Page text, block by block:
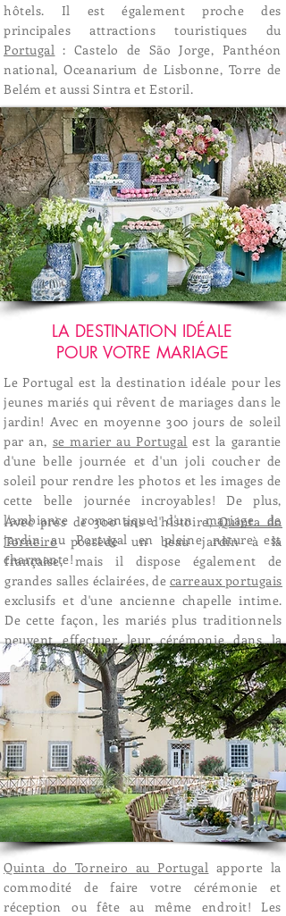
hôtels. Il est également proche des
principales attractions touristiques du
Portugal : Castelo de São Jorge, Panthéon
national, Oceanarium de Lisbonne, Torre de
Belém et aussi Sintra et Estoril.
LA DESTINATION IDÉALE
POUR VOTRE MARIAGE
Avec près de 300 ans d'histoire,Quinta do
Torneiropossède un beau jardin à la
française, mais il dispose également de
grandes salles éclairées, de carreaux portugais
exclusifs et d'une ancienne chapelle intime.
De cette façon, les mariés plus traditionnels
peuvent effectuer leur cérémonie dans la
chapelle et la réception dans notre beau
jardin.
Le Portugal est la destination idéale pour les
jeunes mariés qui rêvent de mariages dans le
jardin! Avec en moyenne 300 jours de soleil
par an, se marier au Portugal est la garantie
d'une belle journée et d'un joli coucher de
soleil pour rendre les photos et les images de
cette belle journée incroyables! De plus,
l'ambiance romantique d'unmariage de
jardin au Portugal en pleine nature est
charmante!
Quinta do Torneiro au Portugal apporte la
commodité de faire votre cérémonie et
réception ou fête au même endroit! Les